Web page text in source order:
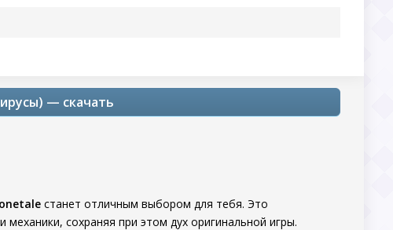
— скачать
станет отличным выбором для тебя. Это
сохраняя при этом дух оригинальной игры.